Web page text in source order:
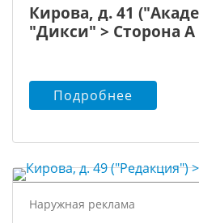
Кирова, д. 41
"Дикси" > Сторона А
Подробнее
Наружная реклама